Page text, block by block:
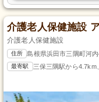
介護老人保健施設
介護老人保健施設
住所 島根県浜田市三隅町河内
最寄駅 三保三隅駅から